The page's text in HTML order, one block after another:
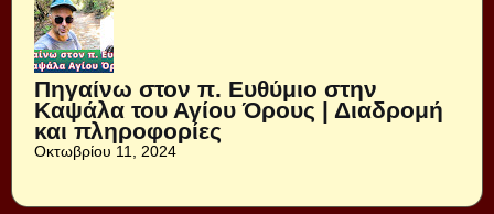
Πηγαίνω στον π. Ευθύμιο στην
Καψάλα του Αγίου Όρους | Διαδρομή
και πληροφορίες
Οκτωβρίου 11, 2024